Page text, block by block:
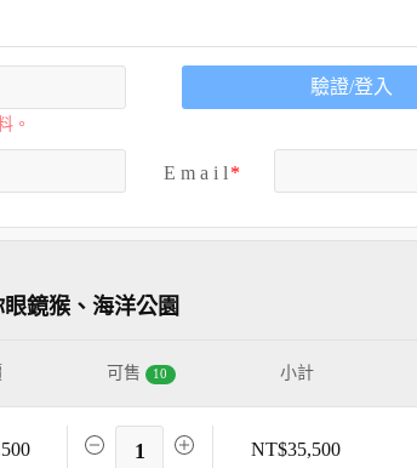
。
驗證/登入
E m a i l
鏡猴、海洋公園
可售 10 小計
1 NT$35,500